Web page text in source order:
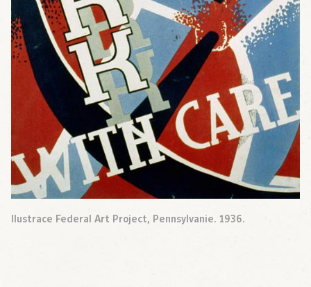
Ilustrace Federal Art Project, Pennsylvanie. 1936.